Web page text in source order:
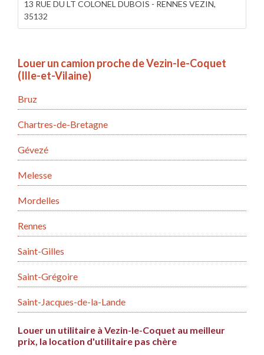
13 RUE DU LT COLONEL DUBOIS - RENNES VEZIN,
35132
Louer un camion proche de Vezin-le-Coquet
(Ille-et-Vilaine)
Bruz
Chartres-de-Bretagne
Gévezé
Melesse
Mordelles
Rennes
Saint-Gilles
Saint-Grégoire
Saint-Jacques-de-la-Lande
Louer un utilitaire à Vezin-le-Coquet au meilleur
prix, la location d'utilitaire pas chère